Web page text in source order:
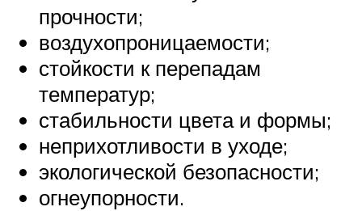
прочности;
воздухопроницаемости;
стойкости к перепадам
температур;
стабильности цвета и формы;
неприхотливости в уходе;
экологической безопасности;
огнеупорности.